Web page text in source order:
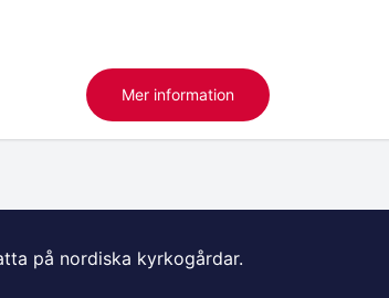
Mer information
på nordiska kyrkogårdar.